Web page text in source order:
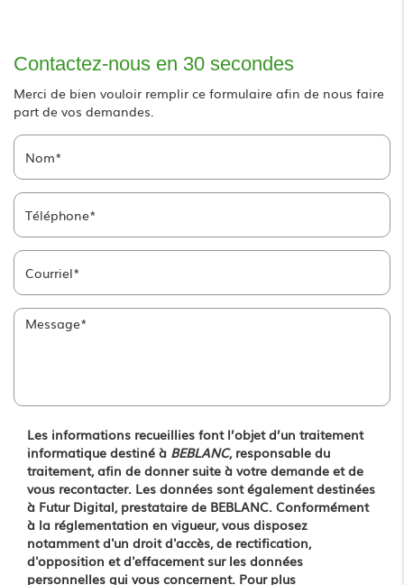
Contactez-nous en 30 secondes
Merci de bien vouloir remplir ce formulaire afin de nous faire
part de vos demandes.
Les informations recueillies font l’objet d’un traitement
informatique destiné à BEBLANC, responsable du
traitement, afin de donner suite à votre demande et de
vous recontacter. Les données sont également destinées
à Futur Digital, prestataire de BEBLANC. Conformément
à la réglementation en vigueur, vous disposez
notamment d'un droit d'accès, de rectification,
d'opposition et d'effacement sur les données
personnelles qui vous concernent. Pour plus